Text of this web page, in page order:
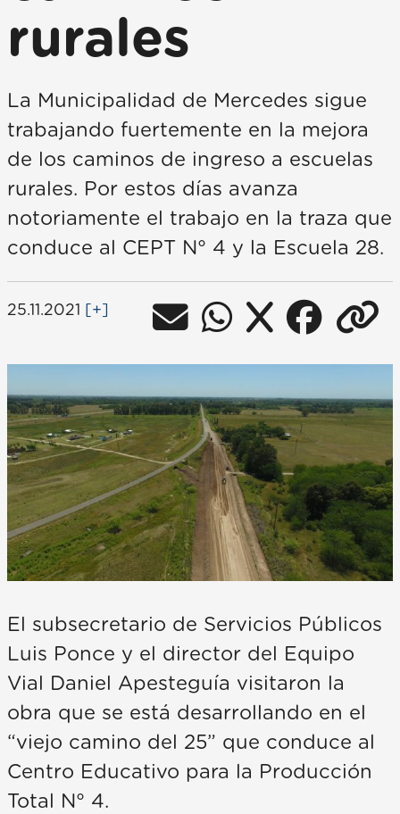
rurales
La Municipalidad de Mercedes sigue
trabajando fuertemente en la mejora
de los caminos de ingreso a escuelas
rurales. Por estos días avanza
notoriamente el trabajo en la traza que
conduce al CEPT N° 4 y la Escuela 28.
25.11.2021 [+]
El subsecretario de Servicios Públicos
Luis Ponce y el director del Equipo
Vial Daniel Apesteguía visitaron la
obra que se está desarrollando en el
“viejo camino del 25” que conduce al
Centro Educativo para la Producción
Total N° 4.